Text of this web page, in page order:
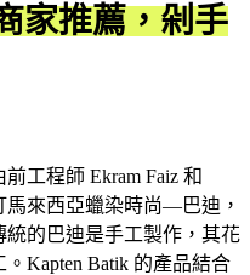
家推薦，剁手
工程師 Ekram Faiz 和
馬來西亞蠟染時尚—巴迪，
的巴迪是手工製作，其花
Kapten Batik 的產品結合